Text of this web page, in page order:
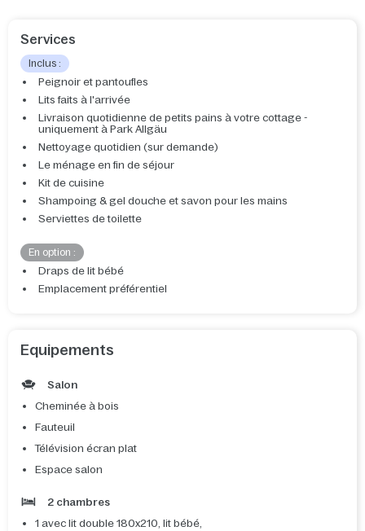
Services
Inclus :
Peignoir et pantoufles
Lits faits à l'arrivée
Livraison quotidienne de petits pains à votre cottage -
uniquement à Park Allgäu
Nettoyage quotidien (sur demande)
Le ménage en fin de séjour
Kit de cuisine
Shampoing & gel douche et savon pour les mains
Serviettes de toilette
En option :
Draps de lit bébé
Emplacement préférentiel
Equipements
Salon
Cheminée à bois
Fauteuil
Télévision écran plat
Espace salon
2 chambres
1 avec lit double 180x210, lit bébé,